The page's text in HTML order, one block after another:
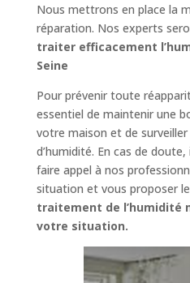
Nous mettrons en place la
réparation. Nos experts
traiter efficacement
Seine
Pour prévenir toute
essentiel de maintenir une
votre maison et de
d’humidité. En cas de
faire appel à nos
situation et vous proposer
traitement de l’humidité
votre situation.